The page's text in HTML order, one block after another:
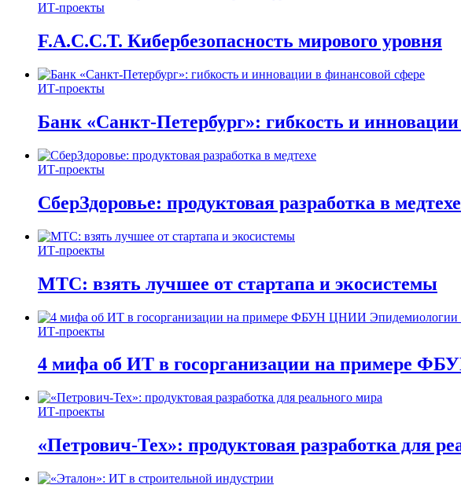
ИТ-проекты
F.A.C.C.T. Кибербезопасность мирового уровня
ИТ-проекты
Банк «Санкт-Петербург»: гибкость и
ИТ-проекты
СберЗдоровье: продуктовая разработка в медтехе
ИТ-проекты
МТС: взять лучшее от стартапа и экосистемы
ИТ-проекты
4 мифа об ИТ в госорганизации на примере
ИТ-проекты
«Петрович-Тех»: продуктовая разработка для